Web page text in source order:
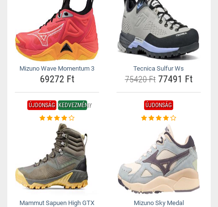
Mizuno Wave Momentum 3
69272 Ft
Tecnica Sulfur Ws
75420 Ft77491 Ft
ÚJDONSÁG KEDVEZMÉNY
Mammut Sapuen High GTX
ÚJDONSÁG
Mizuno Sky Medal